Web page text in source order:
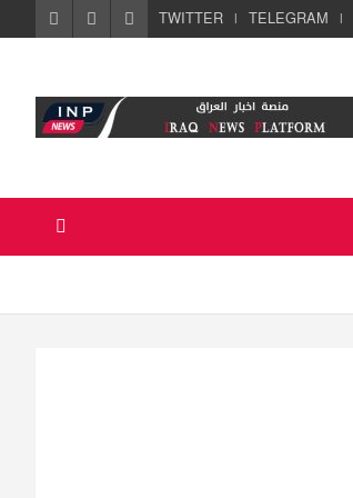
TELEGRAM
TWITTER